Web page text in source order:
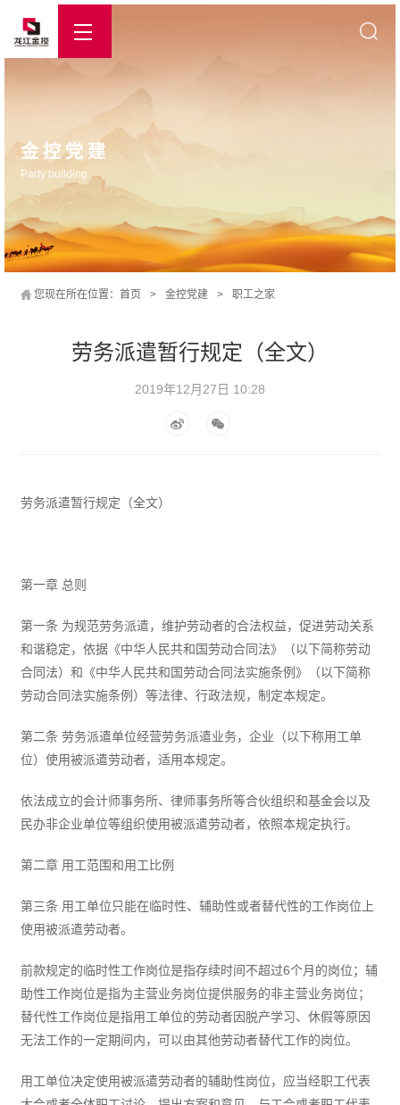
金控党建
Party building
您现在所在位置： 首页 > 金控党建 > 职工之家
劳务派遣暂行规定（全文）
2019年12月27日 10:28
劳务派遣暂行规定（全文）
第一章 总则
第一条 为规范劳务派遣，维护劳动者的合法权益，促进劳动关系
和谐稳定，依据《中华人民共和国劳动合同法》（以下简称劳动
合同法）和《中华人民共和国劳动合同法实施条例》（以下简称
劳动合同法实施条例）等法律、行政法规，制定本规定。
第二条 劳务派遣单位经营劳务派遣业务，企业（以下称用工单
位）使用被派遣劳动者，适用本规定。
依法成立的会计师事务所、律师事务所等合伙组织和基金会以及
民办非企业单位等组织使用被派遣劳动者，依照本规定执行。
第二章 用工范围和用工比例
第三条 用工单位只能在临时性、辅助性或者替代性的工作岗位上
使用被派遣劳动者。
前款规定的临时性工作岗位是指存续时间不超过6个月的岗位；辅
助性工作岗位是指为主营业务岗位提供服务的非主营业务岗位；
替代性工作岗位是指用工单位的劳动者因脱产学习、休假等原因
无法工作的一定期间内，可以由其他劳动者替代工作的岗位。
用工单位决定使用被派遣劳动者的辅助性岗位，应当经职工代表